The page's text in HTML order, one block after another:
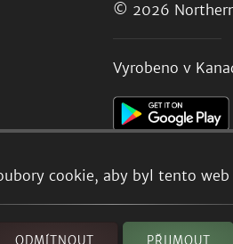
cookie, aby byl tento
ODMÍTNOUT PŘIJMOUT
© 2026
Vyrobeno v